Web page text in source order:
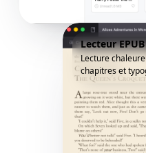
Lecteur EPUB
Lecture
chapitres et